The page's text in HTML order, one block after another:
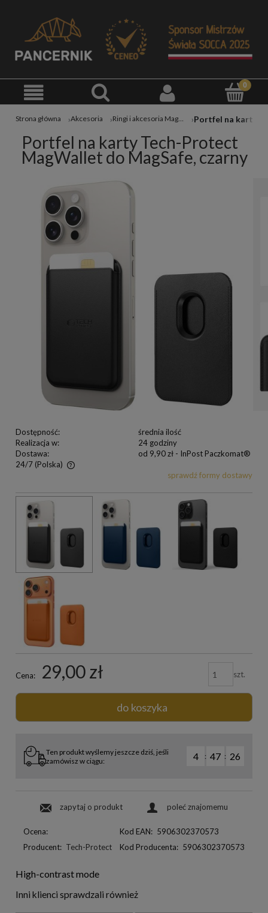
Strona główna Akcesoria Ringi i akcesoria MagSafe
Portfel na karty Tech-Protect
MagWallet do MagSafe, czarny
Dostępność:
średnia ilość
Realizacja w:
24 godziny
Dostawa:
od 9,90 zł - InPost Paczkomat®
24/7 (Polska)
sprawdź formy dostawy
Cena: 29,00 zł szt.
do koszyka
Ten produkt wyślemy jeszcze dziś, jeśli
zamówisz w ciągu:
4 : 47 : 25
zapytaj o produkt poleć znajomemu
Ocena:
Producent: Tech-Protect
Kod EAN: 5906302370573
Kod Producenta: 5906302370573
High-contrast mode
Inni klienci sprawdzali również